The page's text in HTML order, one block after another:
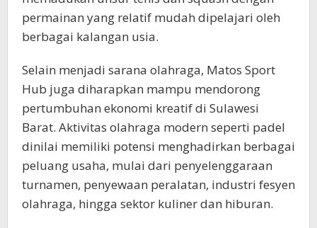
permainan yang relatif mudah dipelajari oleh
berbagai kalangan usia.
Selain menjadi sarana olahraga, Matos Sport
Hub juga diharapkan mampu mendorong
pertumbuhan ekonomi kreatif di Sulawesi
Barat. Aktivitas olahraga modern seperti padel
dinilai memiliki potensi menghadirkan berbagai
peluang usaha, mulai dari penyelenggaraan
turnamen, penyewaan peralatan, industri fesyen
olahraga, hingga sektor kuliner dan hiburan.